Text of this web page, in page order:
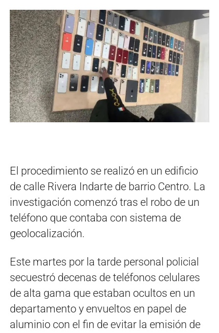
El procedimiento se realizó en un edificio
de calle Rivera Indarte de barrio Centro. La
investigación comenzó tras el robo de un
teléfono que contaba con sistema de
geolocalización.
Este martes por la tarde personal policial
secuestró decenas de teléfonos celulares
de alta gama que estaban ocultos en un
departamento y envueltos en papel de
aluminio con el fin de evitar la emisión de